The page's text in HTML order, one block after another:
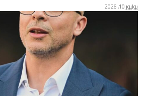
يوليوز 10, 2026